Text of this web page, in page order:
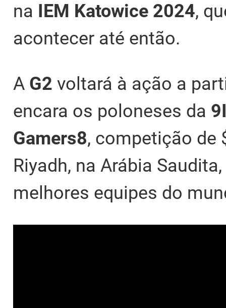
na IEM Katowice 2024,
acontecer até então.
A G2 voltará à ação a
encara os poloneses da
Gamers8, competição de
Riyadh, na Arábia
melhores equipes do